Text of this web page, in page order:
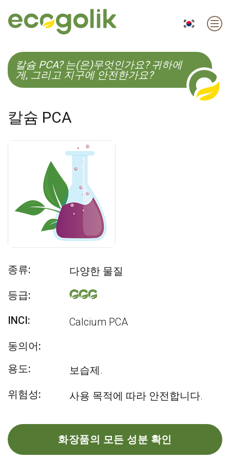
EN ES CS KO
칼슘 PCA? 는(은)무엇인가요? 귀하에
게, 그리고 지구에 안전한가요?
칼슘 PCA
종류:
다양한 물질
등급:
INCI:
Calcium PCA
동의어:
용도:
보습제.
위험성:
사용 목적에 따라 안전합니다.
화장품의 모든 성분 확인